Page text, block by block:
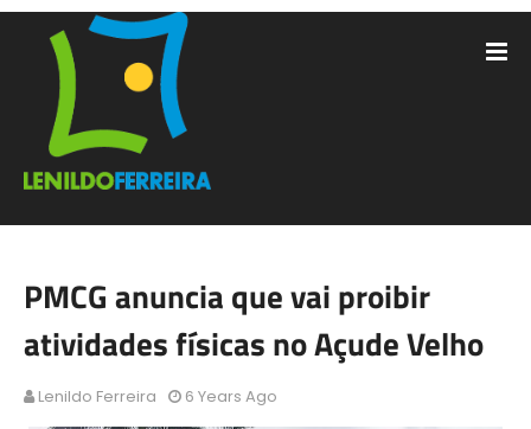
PMCG anuncia que vai proibir
atividades físicas no Açude Velho
Lenildo Ferreira 6 Years Ago